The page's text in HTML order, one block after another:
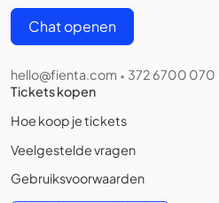
Chat openen
hello@fienta.com • 372 6700 070
Tickets kopen
Hoe koop je tickets
Veelgestelde vragen
Gebruiksvoorwaarden